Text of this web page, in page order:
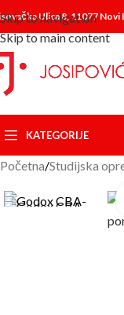
Skip to navigation
Skip to main content
Ulica 8, 11077 Novi
KATEGORIJE
Početna/Studijska